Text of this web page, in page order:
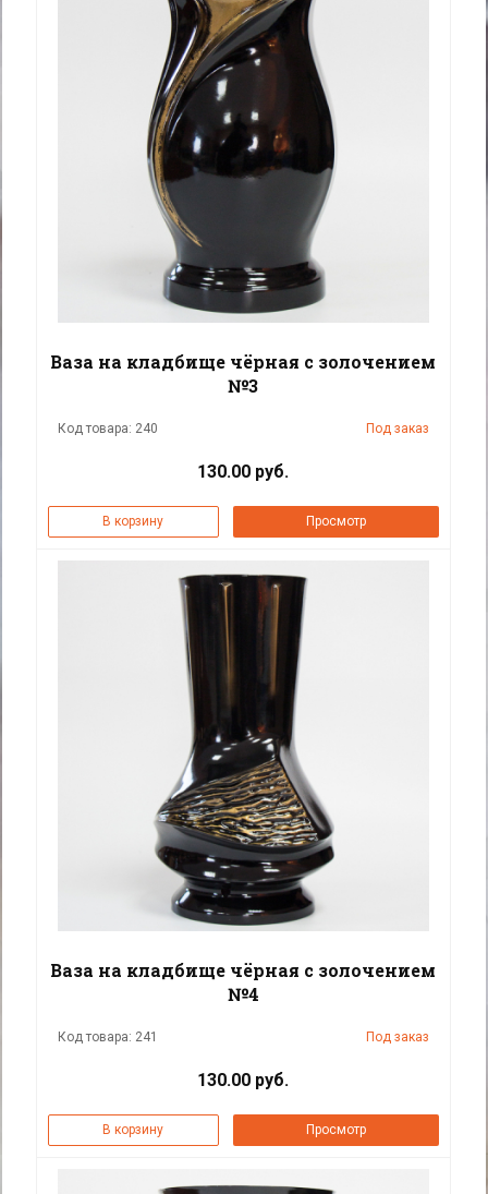
Ваза на кладбище чёрная с золочением
№3
Код товара: 240 Под заказ
130.00 руб.
В корзину Просмотр
Ваза на кладбище чёрная с золочением
№4
Код товара: 241 Под заказ
130.00 руб.
В корзину Просмотр